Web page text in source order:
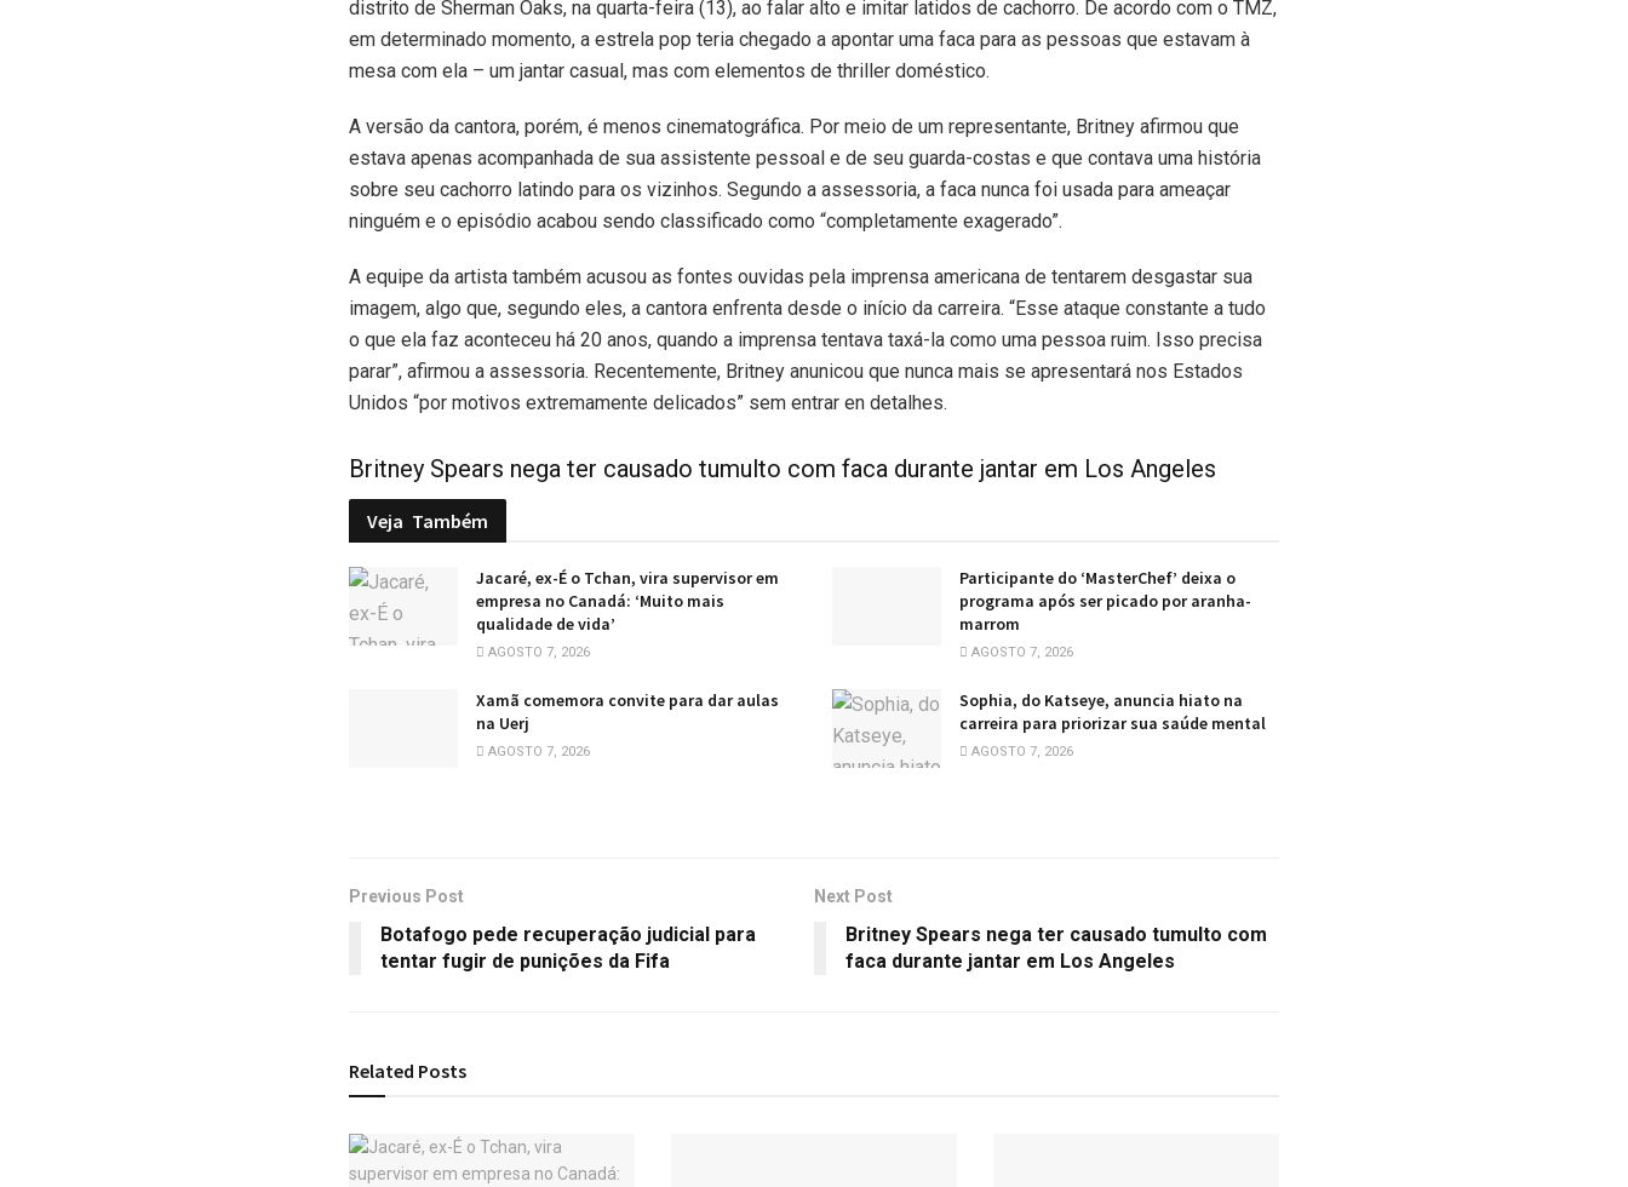
distrito de Sherman Oaks, na quarta-feira (13), ao falar alto e imitar latidos de cachorro. De acordo com o TMZ,
em determinado momento, a estrela pop teria chegado a apontar uma faca para as pessoas que estavam à
mesa com ela – um jantar casual, mas com elementos de thriller doméstico.
A versão da cantora, porém, é menos cinematográfica. Por meio de um representante, Britney afirmou que
estava apenas acompanhada de sua assistente pessoal e de seu guarda-costas e que contava uma história
sobre seu cachorro latindo para os vizinhos. Segundo a assessoria, a faca nunca foi usada para ameaçar
ninguém e o episódio acabou sendo classificado como “completamente exagerado”.
A equipe da artista também acusou as fontes ouvidas pela imprensa americana de tentarem desgastar sua
imagem, algo que, segundo eles, a cantora enfrenta desde o início da carreira. “Esse ataque constante a tudo
o que ela faz aconteceu há 20 anos, quando a imprensa tentava taxá-la como uma pessoa ruim. Isso precisa
parar”, afirmou a assessoria. Recentemente, Britney anunicou que nunca mais se apresentará nos Estados
Unidos “por motivos extremamente delicados” sem entrar en detalhes.
Britney Spears nega ter causado tumulto com faca durante jantar em Los Angeles
Veja Também
Jacaré, ex-É o Tchan, vira supervisor em
empresa no Canadá: ‘Muito mais
qualidade de vida’
AGOSTO 7, 2026
Participante do ‘MasterChef’ deixa o
programa após ser picado por aranha-
marrom
AGOSTO 7, 2026
Xamã comemora convite para dar aulas
na Uerj
AGOSTO 7, 2026
Sophia, do Katseye, anuncia hiato na
carreira para priorizar sua saúde mental
AGOSTO 7, 2026
Previous Post
Botafogo pede recuperação judicial para
tentar fugir de punições da Fifa
Next Post
Britney Spears nega ter causado tumulto com
faca durante jantar em Los Angeles
Related Posts